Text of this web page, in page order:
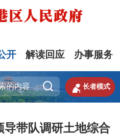
开 解读回应 办事服务
  长者模式
导带队调研土地综合